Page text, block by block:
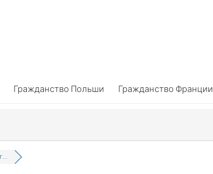
Гражданство Польши Гражданство Франции